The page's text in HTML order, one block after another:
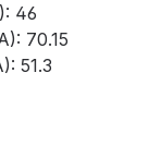
46
70.15
51.3